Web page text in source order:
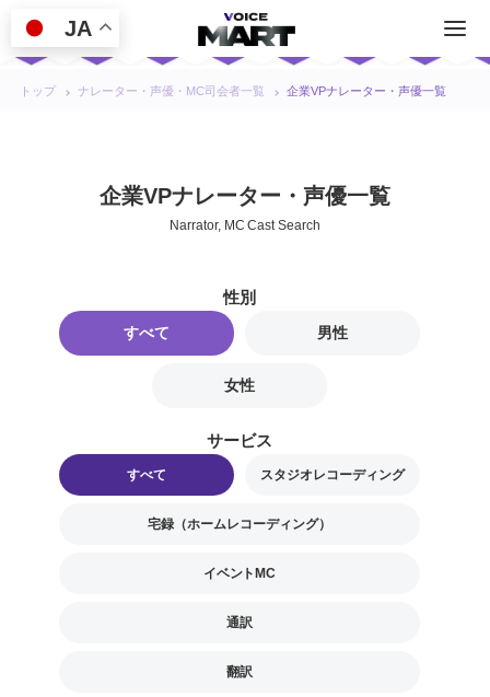
トップ ナレーター・声優・MC司会者一覧 企業VPナレーター・声優一覧
企業VPナレーター・声優一覧
Narrator, MC Cast Search
性別
すべて 男性
女性
サービス
すべて スタジオレコーディング
宅録（ホームレコーディング）
イベントMC
通訳
翻訳
JA